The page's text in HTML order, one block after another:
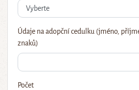
Údaje na adopční cedulku (jméno,
znaků)
Počet